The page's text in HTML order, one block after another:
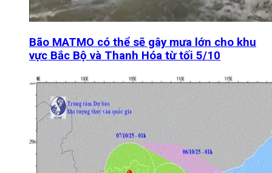
Bão MATMO có thể sẽ gây mưa lớn cho khu
vực Bắc Bộ và Thanh Hóa từ tối 5/10